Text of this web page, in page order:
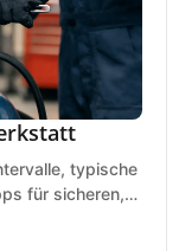
typische
für sicheren,